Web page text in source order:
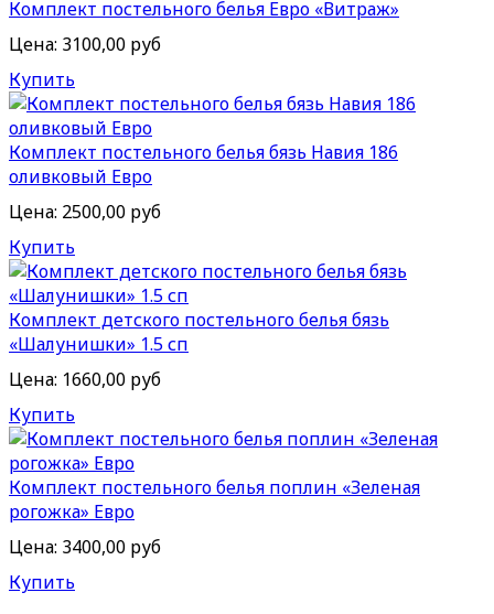
Комплект постельного белья Евро «Витраж»
Цена: 3100,00 руб
Купить
Комплект постельного белья бязь Навия 186
оливковый Евро
Цена: 2500,00 руб
Купить
Комплект детского постельного белья бязь
«Шалунишки» 1.5 сп
Цена: 1660,00 руб
Купить
Комплект постельного белья поплин «Зеленая
рогожка» Евро
Цена: 3400,00 руб
Купить